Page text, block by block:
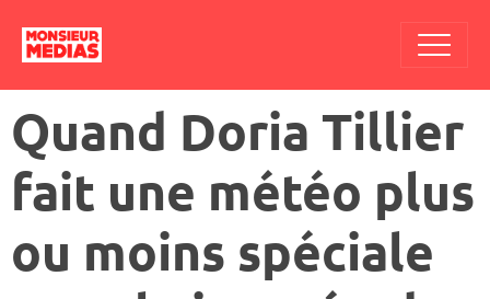
Quand Doria Tillier
fait une météo plus
ou moins spéciale